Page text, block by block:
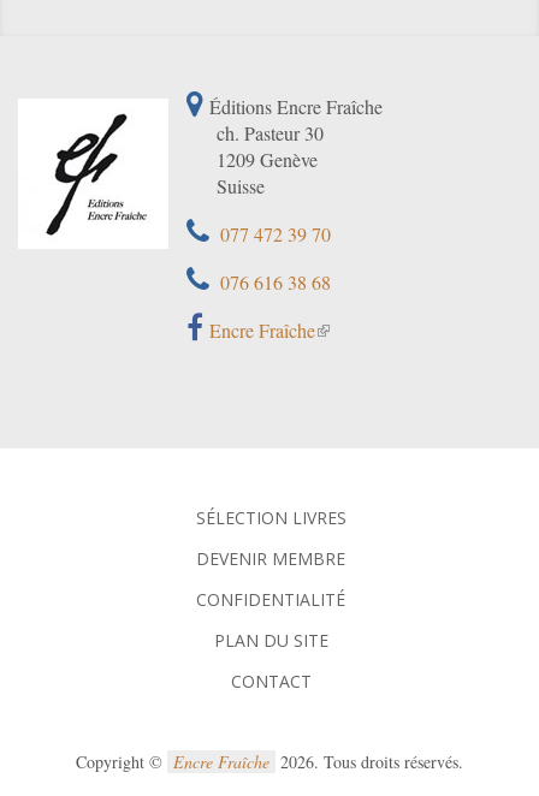
Éditions Encre Fraîche
ch. Pasteur 30
1209 Genève
Suisse
077 472 39 70
076 616 38 68
Encre Fraîche
SÉLECTION LIVRES
DEVENIR MEMBRE
CONFIDENTIALITÉ
PLAN DU SITE
CONTACT
Copyright © Encre Fraîche 2026. Tous droits réservés.